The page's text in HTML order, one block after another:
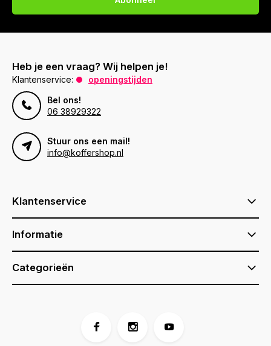
Heb je een vraag? Wij helpen je!
Klantenservice:
openingstijden
Bel ons!
06 38929322
Stuur ons een mail!
info@koffershop.nl
Klantenservice
Informatie
Categorieën